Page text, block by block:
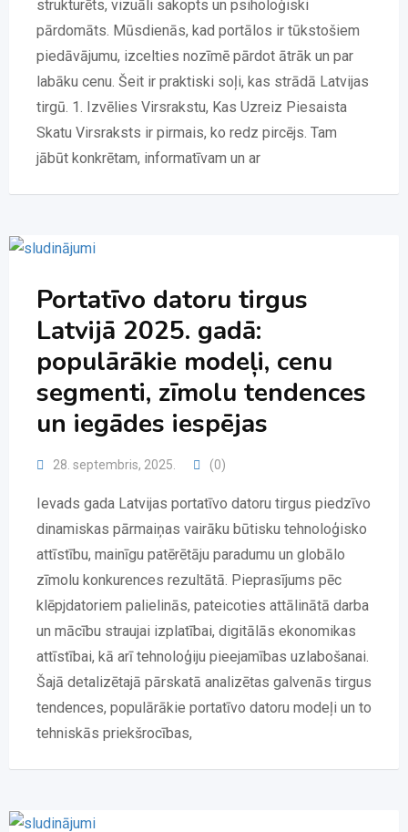
strukturēts, vizuāli sakopts un psiholoģiski
pārdomāts. Mūsdienās, kad portālos ir tūkstošiem
piedāvājumu, izcelties nozīmē pārdot ātrāk un par
labāku cenu. Šeit ir praktiski soļi, kas strādā Latvijas
tirgū. 1. Izvēlies Virsrakstu, Kas Uzreiz Piesaista
Skatu Virsraksts ir pirmais, ko redz pircējs. Tam
jābūt konkrētam, informatīvam un ar
Portatīvo datoru tirgus
Latvijā 2025. gadā:
populārākie modeļi, cenu
segmenti, zīmolu tendences
un iegādes iespējas
28. septembris, 2025. (0)
Ievads gada Latvijas portatīvo datoru tirgus piedzīvo
dinamiskas pārmaiņas vairāku būtisku tehnoloģisko
attīstību, mainīgu patērētāju paradumu un globālo
zīmolu konkurences rezultātā. Pieprasījums pēc
klēpjdatoriem palielinās, pateicoties attālinātā darba
un mācību straujai izplatībai, digitālās ekonomikas
attīstībai, kā arī tehnoloģiju pieejamības uzlabošanai.
Šajā detalizētajā pārskatā analizētas galvenās tirgus
tendences, populārākie portatīvo datoru modeļi un to
tehniskās priekšrocības,